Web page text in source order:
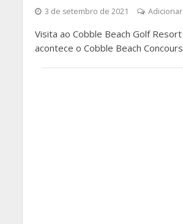
3 de setembro de 2021
Visita ao Cobble Beach Golf
acontece o Cobble Beach Concours